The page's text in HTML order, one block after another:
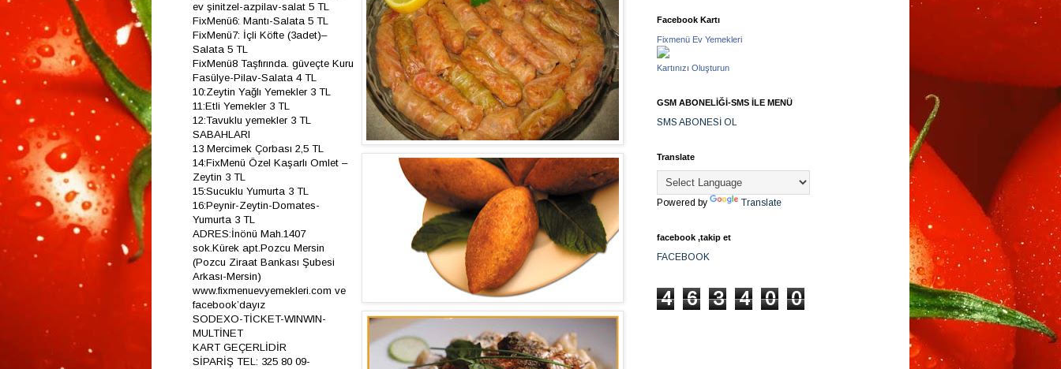
ev şinitzel-azpilav-salat 5 TL
FixMenü6: Mantı-Salata 5 TL
FixMenü7: İçli Köfte (3adet)–
Salata 5 TL
FixMenü8 Taşfırında. güveçte Kuru
Fasülye-Pilav-Salata 4 TL
10:Zeytin Yağlı Yemekler 3 TL
11:Etli Yemekler 3 TL
12:Tavuklu yemekler 3 TL
SABAHLARI
13 Mercimek Çorbası 2,5 TL
14:FixMenü Özel Kaşarlı Omlet –
Zeytin 3 TL
15:Sucuklu Yumurta 3 TL
16:Peynir-Zeytin-Domates-
Yumurta 3 TL
ADRES:İnönü Mah.1407
sok.Kürek apt.Pozcu Mersin
(Pozcu Ziraat Bankası Şubesi
Arkası-Mersin)
www.fixmenuevyemekleri.com ve
facebook’dayız
SODEXO-TİCKET-WINWIN-
MULTİNET
KART GEÇERLİDİR
SİPARİŞ TEL: 325 80 09-
Facebook Kartı
Fixmenü Ev Yemekleri
Kartınızı Oluşturun
GSM ABONELİĞİ-SMS İLE MENÜ
SMS ABONESİ OL
Translate
Powered by Translate
facebook ,takip et
FACEBOOK
4 6 3 4 0 0